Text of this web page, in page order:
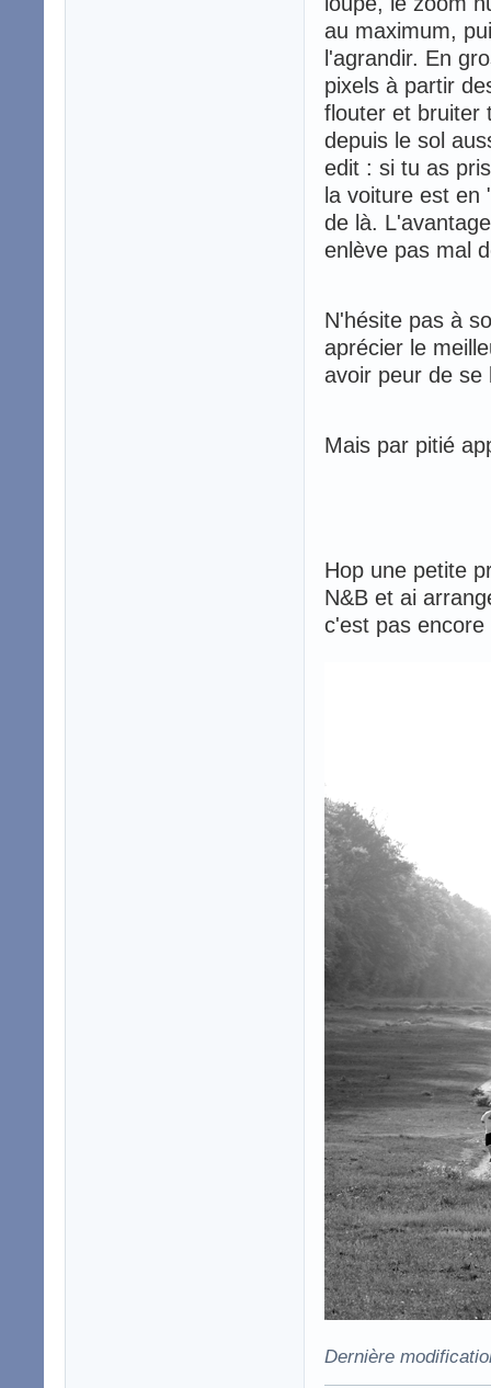
au maximum,
l'agrandir. En
pixels à partir
flouter et bruiter
depuis le sol
edit : si tu as
la voiture est en
de là.
enlève pas mal
N'hésite pas à
aprécier le
avoir peur de se
Mais par pitié
Hop une petite
N&B et ai
c'est pas encore
Dernière